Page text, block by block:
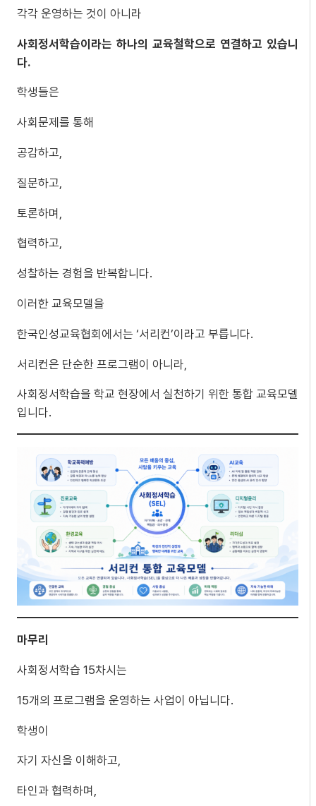
각각 운영하는 것이 아니라
사회정서학습이라는 하나의 교육철학으로 연결하고 있습니
다.
학생들은
사회문제를 통해
공감하고,
질문하고,
토론하며,
협력하고,
성찰하는 경험을 반복합니다.
이러한 교육모델을
한국인성교육협회에서는 ‘서리컨’이라고 부릅니다.
서리컨은 단순한 프로그램이 아니라,
사회정서학습을 학교 현장에서 실천하기 위한 통합 교육모델
입니다.
마무리
사회정서학습 15차시는
15개의 프로그램을 운영하는 사업이 아닙니다.
학생이
자기 자신을 이해하고,
타인과 협력하며,